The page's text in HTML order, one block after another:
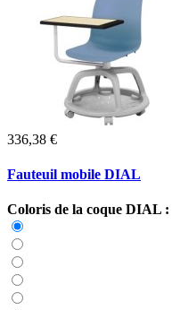
336,38 €
Fauteuil mobile DIAL
Coloris de la coque DIAL :